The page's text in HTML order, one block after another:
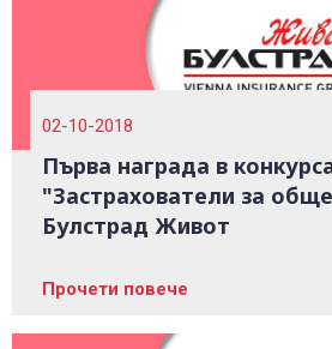
02-10-2018
Първа награда в
"Застрахователи за
Булстрад Живот
Прочети повече